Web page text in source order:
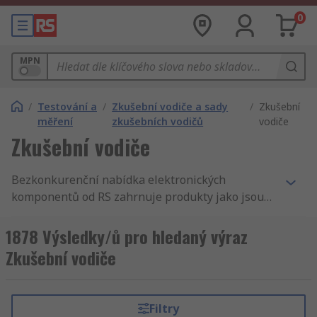
0
MPN
/ Testování a
měření
/ Zkušební vodiče a sady
zkušebních vodičů
/ Zkušební
vodiče
Zkušební vodiče
Bezkonkurenční nabídka elektronických
komponentů od RS zahrnuje produkty jako jsou
Pomůcky pro prohlídky v dílně a příslušenství a
Zkušební vodiče konektorů 4 mm. Máme nejlepší
produkty a skladovou dostupnost v odvětví.
inženýry v celém světě. Samozřejmostí pro RS je
1878 Výsledky/ů pro hledaný výraz
Zkušební vodiče
Filtry